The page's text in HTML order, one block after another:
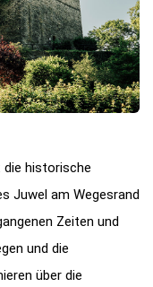
die historische
Juwel am Wegesrand
Zeiten und
und die
über die